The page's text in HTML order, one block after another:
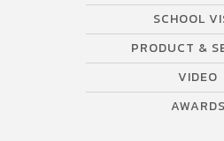
SCHOOL
PRODUCT &
VIDEO
AWARDS